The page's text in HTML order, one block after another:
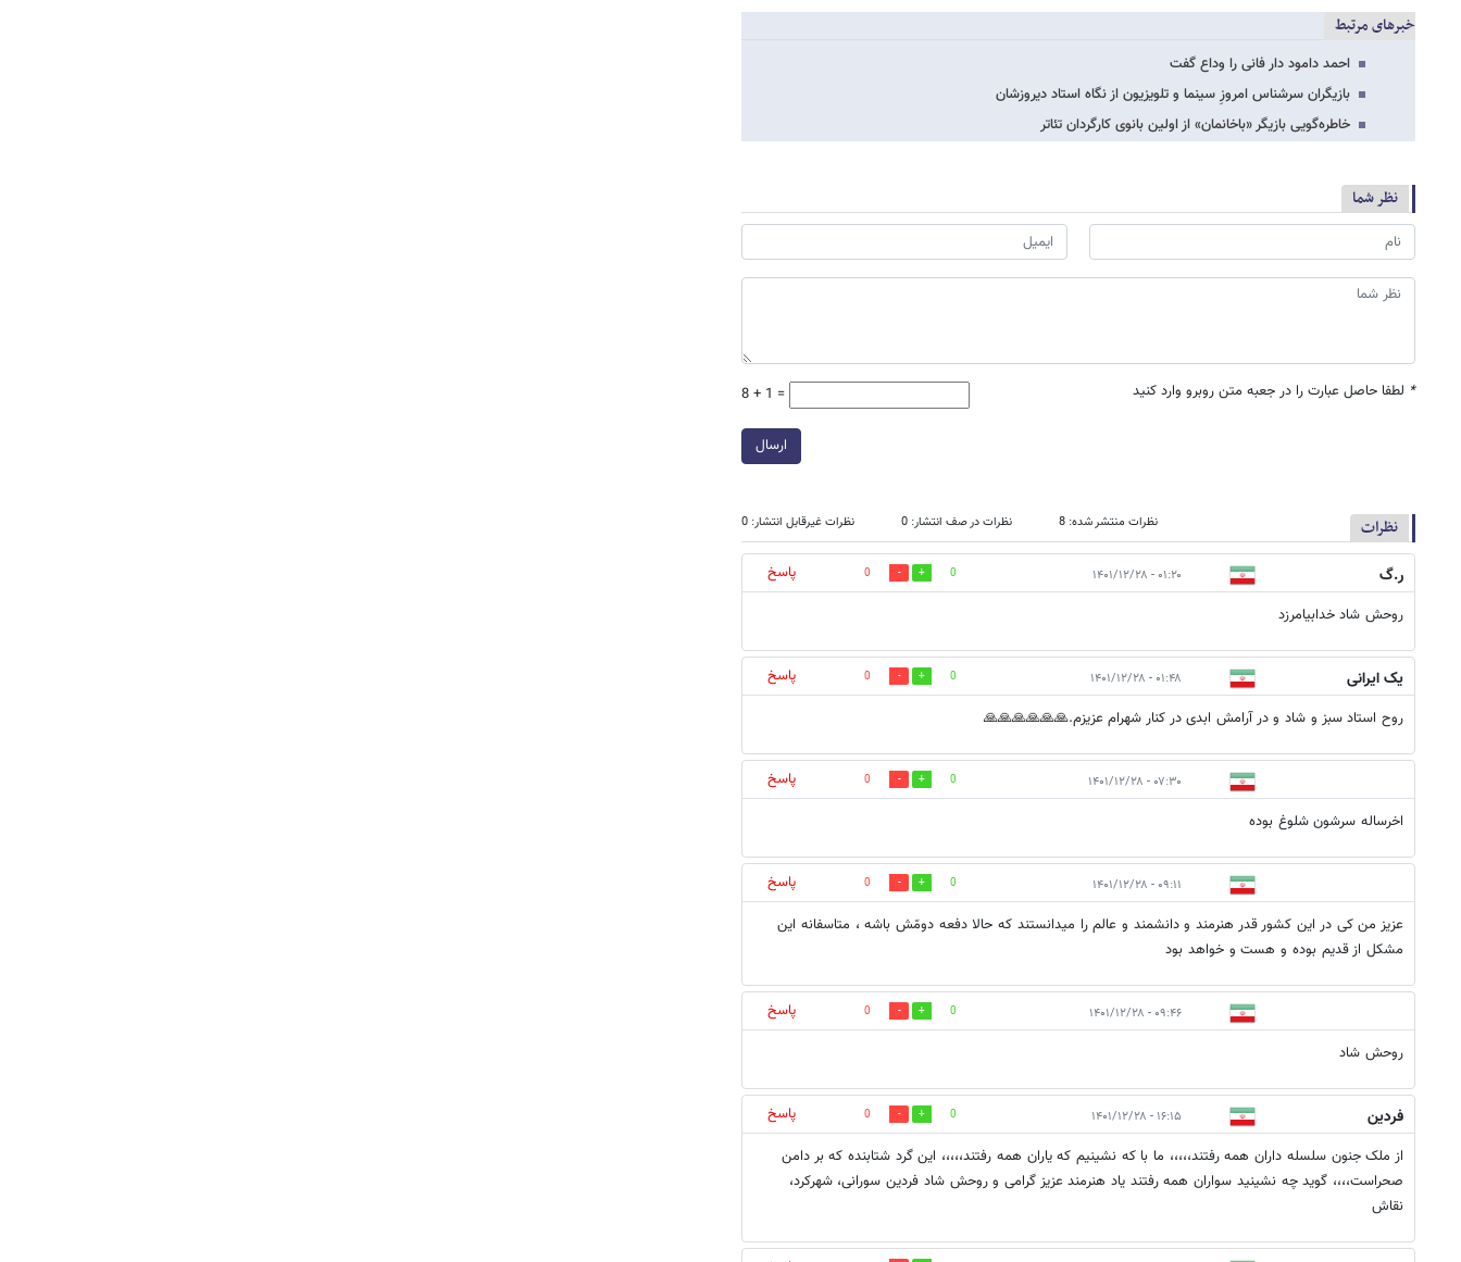
خبرهای مرتبط
احمد دامود دار فانی را وداع گفت
بازیگران سرشناس امروزِ سینما و تلویزیون از نگاه استاد دیروزشان
خاطره‌گویی بازیگر «باخانمان» از اولین بانوی کارگردان تئاتر
نظر شما
* لطفا حاصل عبارت را در جعبه متن روبرو وارد کنید 8 + 1 =
ارسال
نظرات نظرات منتشر شده: 8 نظرات در صف انتشار: 0 نظرات غیرقابل انتشار: 0
ر.گ ۰۱:۲۰ - ۱۴۰۱/۱۲/۲۸ 0
0
پاسخ
روحش شاد خدابیامرزد
یک ایرانی ۰۱:۴۸ - ۱۴۰۱/۱۲/۲۸ 0
0
پاسخ
روح استاد سبز و شاد و در آرامش ابدی در کنار شهرام عزیزم.🙏🙏🙏🙏🙏🙏
۰۷:۳۰ - ۱۴۰۱/۱۲/۲۸ 0
0
پاسخ
اخرساله سرشون شلوغ بوده
۰۹:۱۱ - ۱۴۰۱/۱۲/۲۸ 0
0
پاسخ
عزیز من کی در این کشور قدر هنرمند و دانشمند و عالم را میدانستند که حالا دفعه دومّش باشه ، متاسفانه این
مشکل از قدیم بوده و هست و خواهد بود
۰۹:۴۶ - ۱۴۰۱/۱۲/۲۸ 0
0
پاسخ
روحش شاد
فردین ۱۶:۱۵ - ۱۴۰۱/۱۲/۲۸ 0
0
پاسخ
از ملک جنون سلسله داران همه رفتند،،،،، ما با که نشینیم که یاران همه رفتند،،،،، این گرد شتابنده که بر دامن
صحراست،،،، گوید چه نشینید سواران همه رفتند یاد هنرمند عزیز گرامی و روحش شاد فردین سورانی، شهرکرد،
نقاش